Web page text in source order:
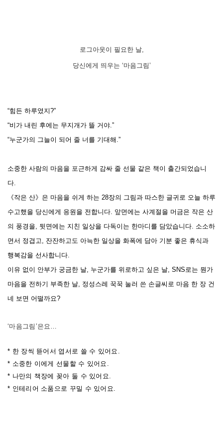
로그아웃이 필요한 날,
당신에게 띄우는 ‘마음그림’
“힘든 하루였지?”
“비가 내린 후에는 무지개가 뜰 거야.”
“누군가의 그늘이 되어 줄 너를 기대해.”
소중한 사람의 마음을 포근하게 감싸 줄 선물 같은 책이 출간되었습니
다.
《작은 산》은 마음을 쉬게 하는 28장의 그림과 따스한 글귀로 오늘 하루
수고했을 당신에게 응원을 전합니다. 앞면에는 사계절을 머금은 작은 산
의 풍경을, 뒷면에는 지친 일상을 다독이는 한마디를 담았습니다. 소소하
면서 정겹고, 잔잔하고도 아늑한 일상을 화폭에 담아 기분 좋은 휴식과
행복감을 선사합니다.
이유 없이 안부가 궁금한 날, 누군가를 위로하고 싶은 날, SNS로는 뭔가
마음을 전하기 부족한 날, 정성스레 꾹꾹 눌러 쓴 손글씨로 마음 한 장 건
네 보면 어떨까요?
‘마음그림’은요…
* 한 장씩 뜯어서 엽서로 쓸 수 있어요.
* 소중한 이에게 선물할 수 있어요.
* 나만의 책장에 꽂아 둘 수 있어요.
* 인테리어 소품으로 꾸밀 수 있어요.